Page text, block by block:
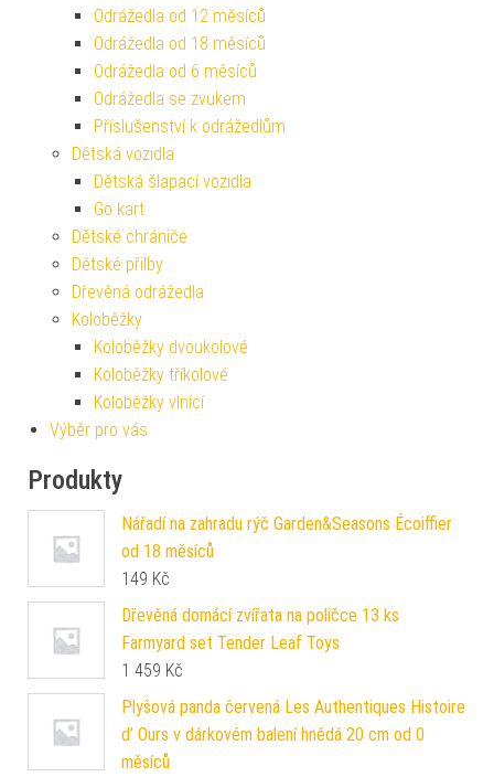
Odrážedla od 12 měsíců
Odrážedla od 18 měsíců
Odrážedla od 6 měsíců
Odrážedla se zvukem
Příslušenství k odrážedlům
Dětská vozidla
Dětská šlapací vozidla
Go kart
Dětské chrániče
Dětské přilby
Dřevěná odrážedla
Koloběžky
Koloběžky dvoukolové
Koloběžky tříkolové
Koloběžky vlnící
Výběr pro vás
Produkty
Nářadí na zahradu rýč Garden&Seasons Écoiffier
od 18 měsíců
149 Kč
Dřevěná domácí zvířata na poličce 13 ks
Farmyard set Tender Leaf Toys
1 459 Kč
Plyšová panda červená Les Authentiques Histoire
d’ Ours v dárkovém balení hnědá 20 cm od 0
měsíců